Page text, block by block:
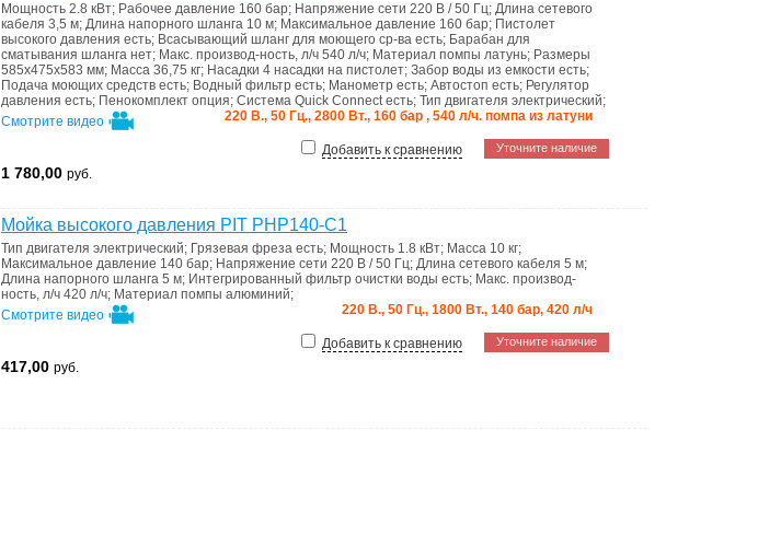
Мощность 2.8 кВт; Рабочее давление 160 бар; Напряжение сети 220 В / 50 Гц; Длина сетевого
кабеля 3,5 м; Длина напорного шланга 10 м; Максимальное давление 160 бар; Пистолет
высокого давления есть; Всасывающий шланг для моющего ср-ва есть; Барабан для
сматывания шланга нет; Макс. производ-ность, л/ч 540 л/ч; Материал помпы латунь; Размеры
585х475х583 мм; Масса 36,75 кг; Насадки 4 насадки на пистолет; Забор воды из емкости есть;
Подача моющих средств есть; Водный фильтр есть; Манометр есть; Автостоп есть; Регулятор
давления есть; Пенокомплект опция; Система Quick Connectесть; Тип двигателя электрический;
220 В., 50 Гц., 2800 Вт., 160 бар , 540 л/ч. помпа из латуни
Смотрите видео
Уточните наличие
Добавить к сравнению
1 780,00 руб.
Мойка высокого давления PIT PHP140-C1
Тип двигателя электрический; Грязевая фреза есть; Мощность 1.8 кВт; Масса 10 кг;
Максимальное давление 140 бар; Напряжение сети 220 В / 50 Гц; Длина сетевого кабеля 5 м;
Длина напорного шланга 5 м; Интегрированный фильтр очистки воды есть; Макс. производ-
ность, л/ч 420 л/ч; Материал помпы алюминий;
220 В., 50 Гц., 1800 Вт., 140 бар, 420 л/ч
Смотрите видео
Уточните наличие
Добавить к сравнению
417,00 руб.